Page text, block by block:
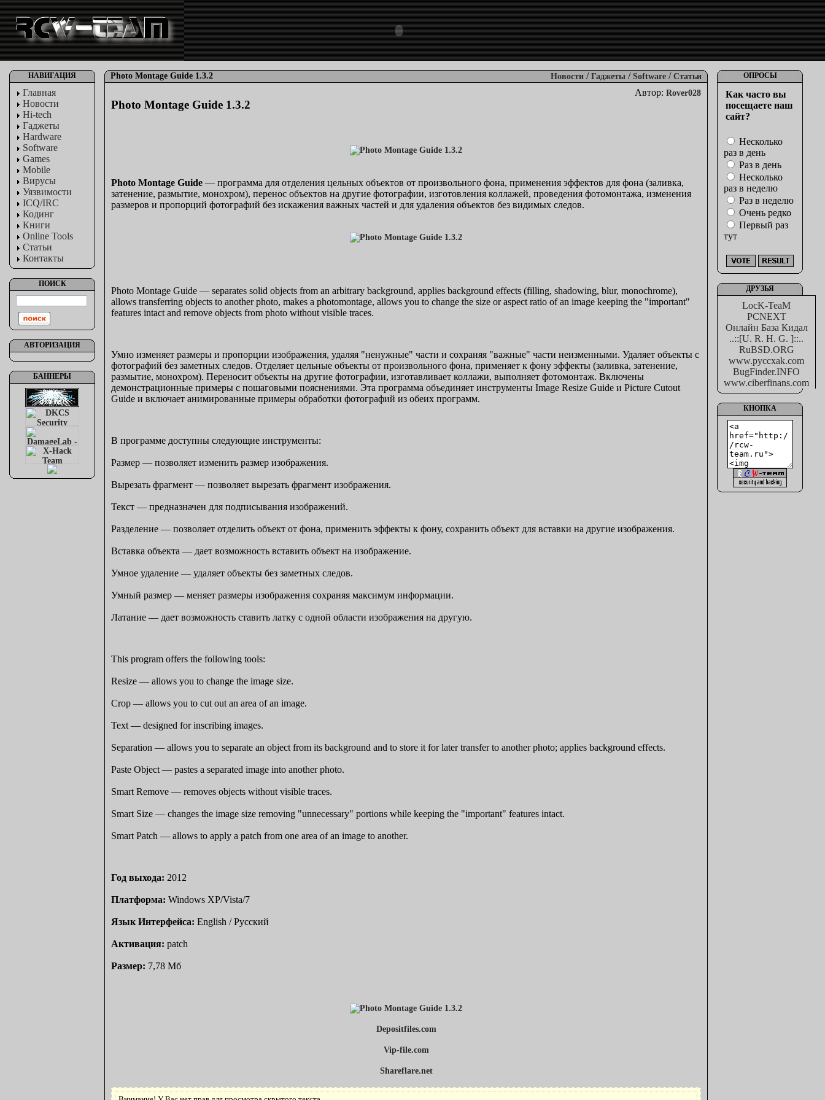
НАВИГАЦИЯ
Главная
Новости
Hi-tech
Гаджеты
Hardware
Software
Games
Mobile
Вирусы
Уязвимости
ICQ/IRC
Кодинг
Книги
Online Tools
Статьи
Контакты
ПОИСК
АВТОРИЗАЦИЯ
БАННЕРЫ
Photo Montage Guide 1.3.2 Новости / Гаджеты / Software / Статьи
Автор: Rover028
Photo Montage Guide 1.3.2
Photo Montage Guide — программа для отделения цельных объектов от произвольного фона, применения эффектов для фона (заливка,
затенение, размытие, монохром), перенос объектов на другие фотографии, изготовления коллажей, проведения фотомонтажа, изменения
размеров и пропорций фотографий без искажения важных частей и для удаления объектов без видимых следов.
Photo Montage Guide — separates solid objects from an arbitrary background, applies background effects (filling, shadowing, blur, monochrome),
allows transferring objects to another photo, makes a photomontage, allows you to change the size or aspect ratio of an image keeping the "important"
features intact and remove objects from photo without visible traces.
Умно изменяет размеры и пропорции изображения, удаляя "ненужные" части и сохраняя "важные" части неизменными. Удаляет объекты с
фотографий без заметных следов. Отделяет цельные объекты от произвольного фона, применяет к фону эффекты (заливка, затенение,
размытие, монохром). Переносит объекты на другие фотографии, изготавливает коллажи, выполняет фотомонтаж. Включены
демонстрационные примеры с пошаговыми пояснениями. Эта программа объединяет инструменты Image Resize Guide и Picture Cutout
Guide и включает анимированные примеры обработки фотографий из обеих программ.
В программе доступны следующие инструменты:
Размер — позволяет изменить размер изображения.
Вырезать фрагмент — позволяет вырезать фрагмент изображения.
Текст — предназначен для подписывания изображений.
Разделение — позволяет отделить объект от фона, применить эффекты к фону, сохранить объект для вставки на другие изображения.
Вставка объекта — дает возможность вставить объект на изображение.
Умное удаление — удаляет объекты без заметных следов.
Умный размер — меняет размеры изображения сохраняя максимум информации.
Латание — дает возможность ставить латку с одной области изображения на другую.
This program offers the following tools:
Resize — allows you to change the image size.
Crop — allows you to cut out an area of an image.
Text — designed for inscribing images.
Separation — allows you to separate an object from its background and to store it for later transfer to another photo; applies background effects.
Paste Object — pastes a separated image into another photo.
Smart Remove — removes objects without visible traces.
Smart Size — changes the image size removing "unnecessary" portions while keeping the "important" features intact.
Smart Patch — allows to apply a patch from one area of an image to another.
Год выхода: 2012
Платформа: Windows XP/Vista/7
Язык Интерфейса: English / Русский
Активация: patch
Размер: 7,78 Мб
Depositfiles.com
Vip-file.com
Shareflare.net
ОПРОСЫ
Как часто вы
посещаете наш
сайт?
Несколько
раз в день
Раз в день
Несколько
раз в неделю
Раз в неделю
Очень редко
Первый раз
тут
ДРУЗЬЯ
LocK-TeaM
PCNEXT
Онлайн База Кидал
..::[U. R. H. G. ]::..
RuBSD.ORG
www.pyccxak.com
BugFinder.INFO
www.ciberfinans.com
КНОПКА